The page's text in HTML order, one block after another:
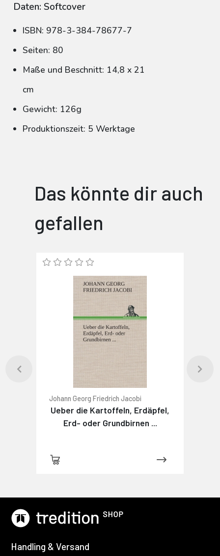
Daten: Softcover
ISBN: 978-3-384-78677-7
Seiten: 80
Maße und Beschnitt: 14,8 x 21
cm
Gewicht: 126g
Produktionszeit: 5 Werktage
Das könnte dir auch
gefallen
Johann Georg Friedrich Jacobi
Ueber die Kartoffeln, Erdäpfel,
Erd- oder Grundbirnen ...
Handling & Versand